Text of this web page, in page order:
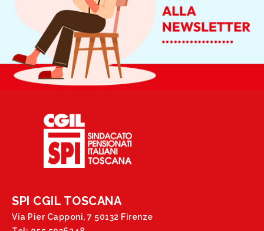
SPI CGIL TOSCANA
Via Pier Capponi, 7 50132 Firenze